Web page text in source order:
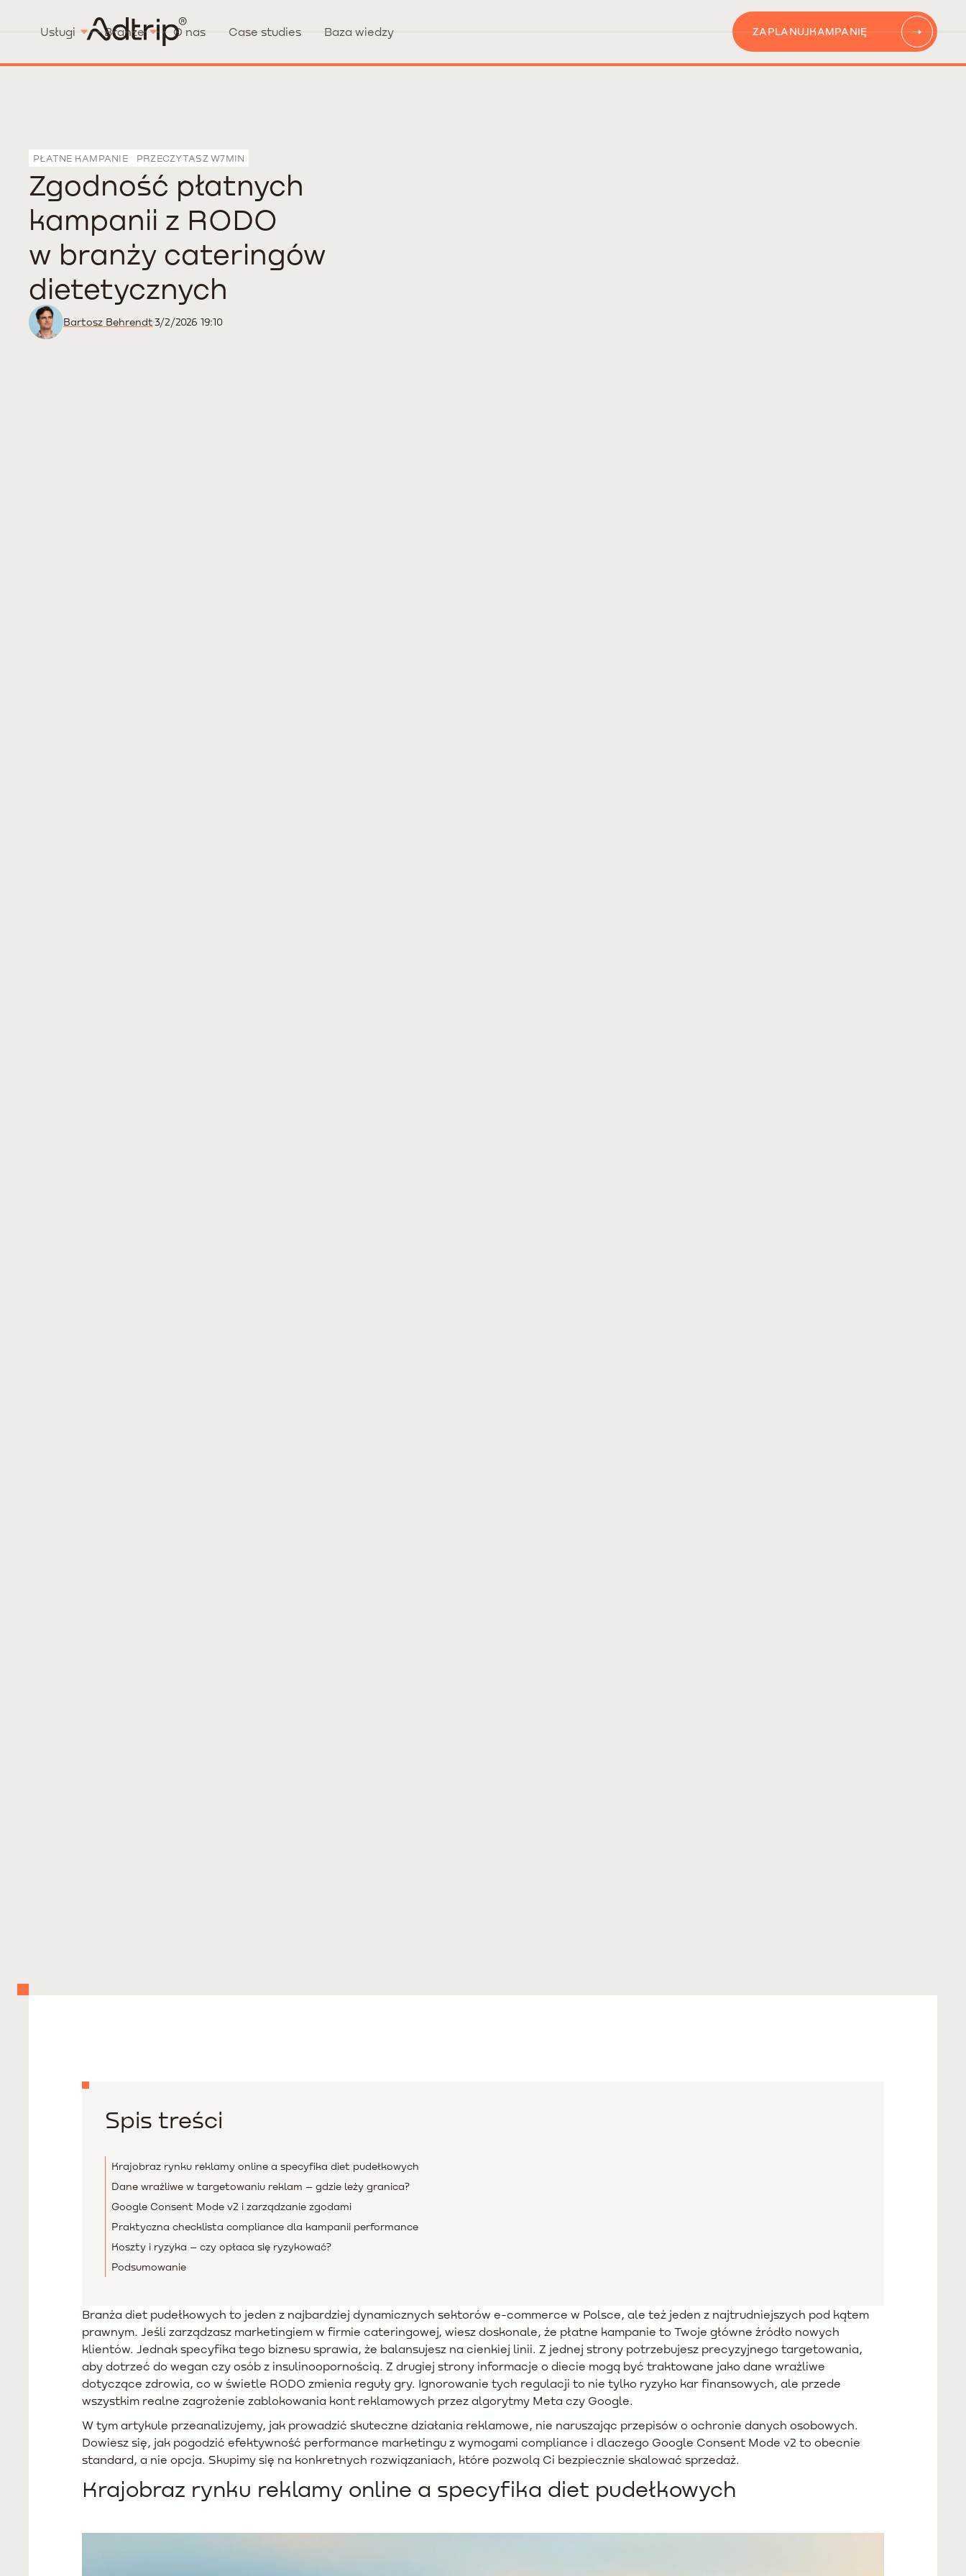
Usługi Branże O nas Case studies Baza wiedzy ZAPLANUJKAMPANIĘ
PŁATNE KAMPANIE PRZECZYTASZ W7MIN
Zgodność płatnych
kampanii z RODO
w branży cateringów
dietetycznych
Bartosz Behrendt3/2/2026 19:10
Spis treści
Krajobraz rynku reklamy online a specyfika diet pudełkowych
Dane wrażliwe w targetowaniu reklam – gdzie leży granica?
Google Consent Mode v2 i zarządzanie zgodami
Praktyczna checklista compliance dla kampanii performance
Koszty i ryzyka – czy opłaca się ryzykować?
Podsumowanie
Branża diet pudełkowych to jeden z najbardziej dynamicznych sektorów e-commerce w Polsce, ale też jeden z najtrudniejszych pod kątem
prawnym. Jeśli zarządzasz marketingiem w firmie cateringowej, wiesz doskonale, że płatne kampanie to Twoje główne źródło nowych
klientów. Jednak specyfika tego biznesu sprawia, że balansujesz na cienkiej linii. Z jednej strony potrzebujesz precyzyjnego targetowania,
aby dotrzeć do wegan czy osób z insulinoopornością. Z drugiej strony informacje o diecie mogą być traktowane jako dane wrażliwe
dotyczące zdrowia, co w świetle RODO zmienia reguły gry. Ignorowanie tych regulacji to nie tylko ryzyko kar finansowych, ale przede
wszystkim realne zagrożenie zablokowania kont reklamowych przez algorytmy Meta czy Google.
W tym artykule przeanalizujemy, jak prowadzić skuteczne działania reklamowe, nie naruszając przepisów o ochronie danych osobowych.
Dowiesz się, jak pogodzić efektywność performance marketingu z wymogami compliance i dlaczego Google Consent Mode v2 to obecnie
standard, a nie opcja. Skupimy się na konkretnych rozwiązaniach, które pozwolą Ci bezpiecznie skalować sprzedaż.
Krajobraz rynku reklamy online a specyfika diet pudełkowych